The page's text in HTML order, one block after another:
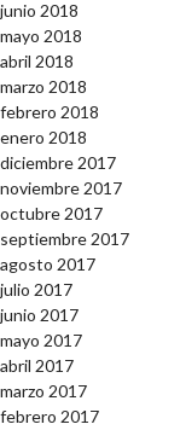
junio 2018
mayo 2018
abril 2018
marzo 2018
febrero 2018
enero 2018
diciembre 2017
noviembre 2017
octubre 2017
septiembre 2017
agosto 2017
julio 2017
junio 2017
mayo 2017
abril 2017
marzo 2017
febrero 2017